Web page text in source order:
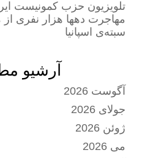
تلویزیون حزب کمونیست
مهاجرت دهها هزار نفری
سبته‌ی اسپانیا
آرشیو
آگوست 2026
جولای 2026
ژوئن 2026
می 2026